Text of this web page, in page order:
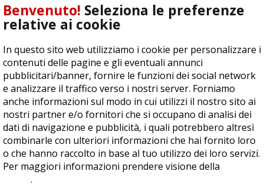
Torneiconclusi
Ultimicommenti
Ciao. Sono a Treviglio da poco e vorrei tornare a
giocare. Se sei in zona e puoi giocare fammi sapere.
Michele
Benvenuto! Seleziona le preferenze
relative ai cookie
In questo sito web utilizziamo i cookie per personalizzare i
contenuti delle pagine e gli eventuali annunci
pubblicitari/banner, fornire le funzioni dei social network
e analizzare il traffico verso i nostri server. Forniamo
anche informazioni sul modo in cui utilizzi il nostro sito ai
nostri partner e/o fornitori che si occupano di analisi dei
dati di navigazione e pubblicità, i quali potrebbero altresì
combinarle con ulteriori informazioni che hai fornito loro
o che hanno raccolto in base al tuo utilizzo dei loro servizi.
Per maggiori informazioni prendere visione della
.